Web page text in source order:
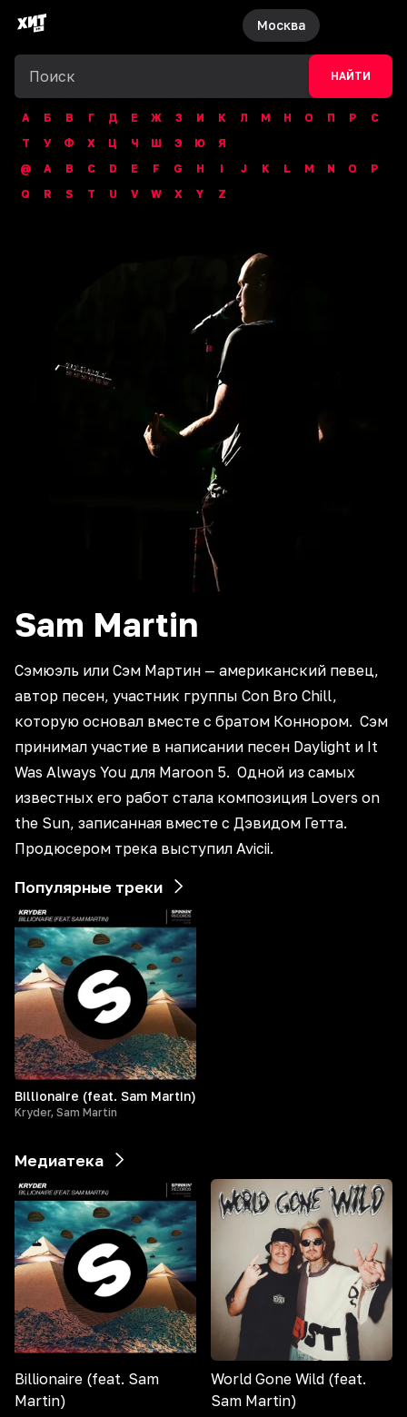
Москва
НАЙТИ
А Б В Г Д Е Ж З И К Л М Н О П Р
С
Т
У Ф Х Ц Ч Ш Э Ю
Я
@
A B C D E F G H I J K L M N O
P
Q
R S T U V W X Y Z
Sam Martin
Сэмюэль или Сэм Мартин — американский певец,
автор песен, участник группы Con Bro Chill,
которую основал вместе с братом Коннором. Сэм
принимал участие в написании песен Daylight и It
Was Always You для Maroon 5. Одной из самых
известных его работ стала композиция Lovers on
the Sun, записанная вместе с Дэвидом Гетта.
Продюсером трека выступил Avicii.
Популярные треки
Billionaire (feat. Sam Martin)
Kryder, Sam Martin
Медиатека
Billionaire (feat. Sam
Martin)
World Gone Wild (feat.
Sam Martin)